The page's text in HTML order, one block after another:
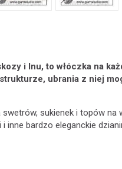
i lnu, to włóczka na
ubrania z niej
sukienek i topów na
inne bardzo eleganckie